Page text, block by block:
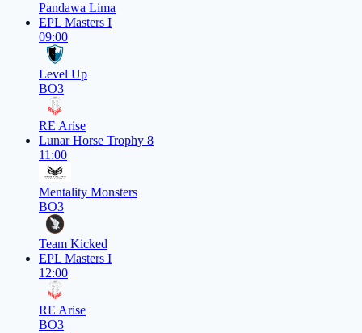
Pandawa Lima
EPL Masters I
09:00
Level Up
BO3
RE Arise
Lunar Horse Trophy 8
11:00
Mentality Monsters
BO3
Team Kicked
EPL Masters I
12:00
RE Arise
BO3